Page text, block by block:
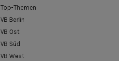
Top-Themen
VB Berlin
VB Ost
VB Süd
VB West